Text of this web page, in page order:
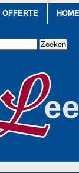
OFFERTE HOME